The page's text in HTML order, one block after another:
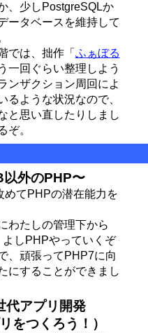
、少しPostgreSQLか
ータベースを維持して
では、拙作「 ふぁぼる
一回ぐらい整理しよう
ンザクション周回によ
るような状況なので、
と思い直したりしまし
ぞ。
外のPHP〜
めてPHPの潜在能力を
わたしの管理下から
しPHPやっていくぞ
、頑張ってPHP7に向
にすることができまし
代アプリ開発
をつくろう！）